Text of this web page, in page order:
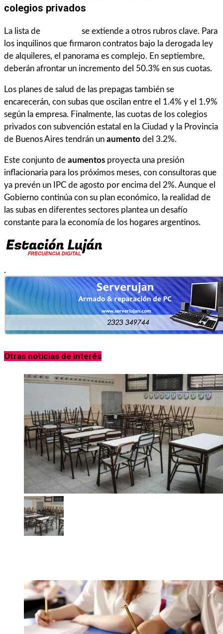
colegios privados
La lista de
se extiende a otros rubros clave. Para
los inquilinos que firmaron contratos bajo la derogada ley
de alquileres, el panorama es complejo. En septiembre,
deberán afrontar un incremento del 50.3% en sus cuotas.
Los planes de salud de las prepagas también se
encarecerán, con subas que oscilan entre el 1.4% y el 1.9%
según la empresa. Finalmente, las cuotas de los colegios
privados con subvención estatal en la Ciudad y la Provincia
de Buenos Aires tendrán un aumento del 3.2%.
Este conjunto de aumentos proyecta una presión
inflacionaria para los próximos meses, con consultoras que
ya prevén un IPC de agosto por encima del 2%. Aunque el
Gobierno continúa con su plan económico, la realidad de
las subas en diferentes sectores plantea un desafío
constante para la economía de los hogares argentinos.
.
Otras noticias de interés